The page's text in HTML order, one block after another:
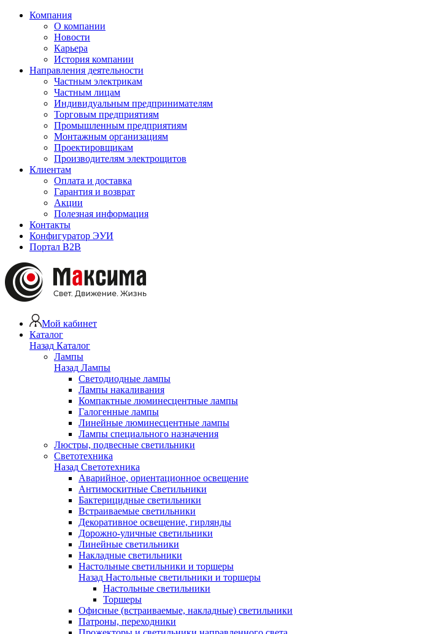
Компания
О компании
Новости
Карьера
История компании
Направления деятельности
Частным электрикам
Частным лицам
Индивидуальным предпринимателям
Торговым предприятиям
Промышленным предприятиям
Монтажным организациям
Проектировщикам
Производителям электрощитов
Клиентам
Оплата и доставка
Гарантия и возврат
Акции
Полезная информация
Контакты
Конфигуратор ЭУИ
Портал B2B
Мой кабинет
Каталог
Назад Каталог
Лампы
Назад Лампы
Светодиодные лампы
Лампы накаливания
Компактные люминесцентные лампы
Галогенные лампы
Линейные люминесцентные лампы
Лампы специального назначения
Люстры, подвесные светильники
Светотехника
Назад Светотехника
Аварийное, ориентационное освещение
Антимоскитные Светильники
Бактерицидные светильники
Встраиваемые светильники
Декоративное освещение, гирлянды
Дорожно-уличные светильники
Линейные светильники
Накладные светильники
Настольные светильники и торшеры
Назад Настольные светильники и торшеры
Настольные светильники
Торшеры
Офисные (встраиваемые, накладные) светильники
Патроны, переходники